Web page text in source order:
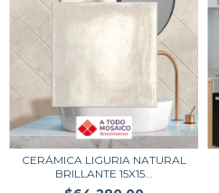
CERÁMICA LIGURIA NATURAL
BRILLANTE 15X15...